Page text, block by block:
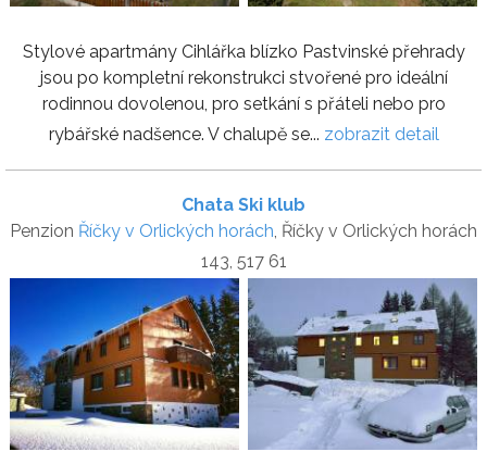
Stylové apartmány Cihlářka blízko Pastvinské přehrady
jsou po kompletní rekonstrukci stvořené pro ideální
rodinnou dovolenou, pro setkání s přáteli nebo pro
rybářské nadšence. V chalupě se... zobrazit detail
Chata Ski klub
Penzion Říčky v Orlických horách, Říčky v Orlických horách
143, 517 61